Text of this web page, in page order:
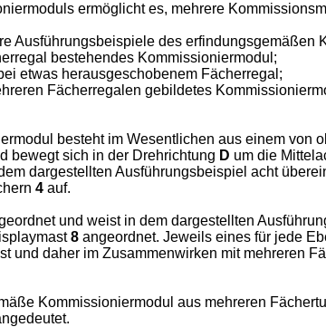
ermöglicht es, mehrere
Ausführungsbeispiele des erfindungsgemäßen
bestehendes Kommissioniermodul;
etwas herausgeschobenem Fächerregal;
Fächerregalen gebildetes
besteht im Wesentlichen aus einem von
bewegt sich in der Drehrichtung D um die
dargestellten Ausführungsbeispiel acht
4 auf.
und weist in dem dargestellten
8 angeordnet. Jeweils eines für jede
und daher im Zusammenwirken mit mehreren
Kommissioniermodul aus mehreren